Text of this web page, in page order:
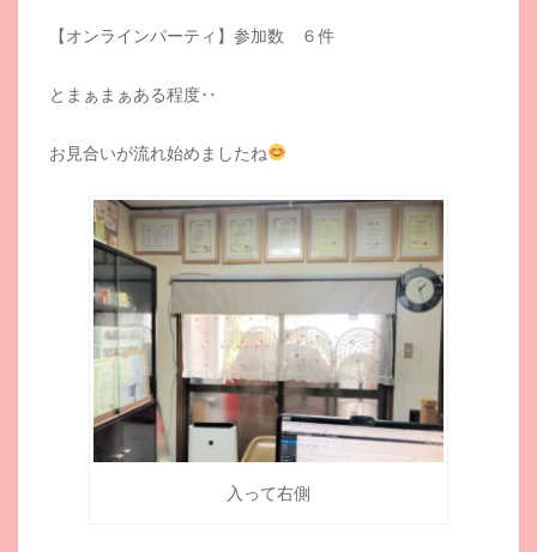
【オンラインパーティ】参加数 ６件
とまぁまぁある程度‥
お見合いが流れ始めましたね
入って右側